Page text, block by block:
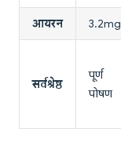
आयरन 3.2mg
सर्वश्रेष्ठ
पूर्ण
पोषण